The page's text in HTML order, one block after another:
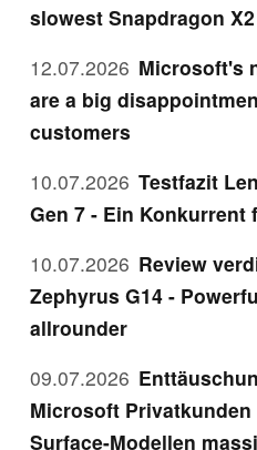
slowest Snapdragon
12.07.2026 Microsoft's
are a big
customers
10.07.2026 Testfazit
Gen 7 - Ein Konkurrent
10.07.2026 Review
Zephyrus G14 -
allrounder
09.07.2026
Microsoft
Surface-Modellen